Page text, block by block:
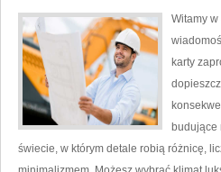
Witamy
karty
budujące
świecie, w którym detale robią różnicę,